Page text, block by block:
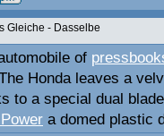
Gleiche - Dasselbe
of
Honda leaves a
to a special dual
a domed plastic